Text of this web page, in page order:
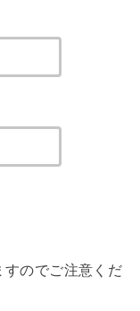
すのでご注意くだ